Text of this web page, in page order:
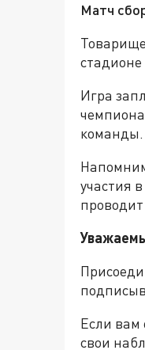
Матч
Игра
команды.
участия
Если вам
свои